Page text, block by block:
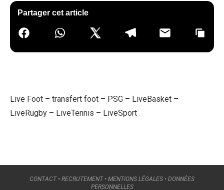
Partager cet article
Live Foot – transfert foot – PSG – LiveBasket –
LiveRugby – LiveTennis – LiveSport
CONTACT• RECRUTEMENT• MENTIONS LÉGALES • DONNÉES
PERSONNELLES